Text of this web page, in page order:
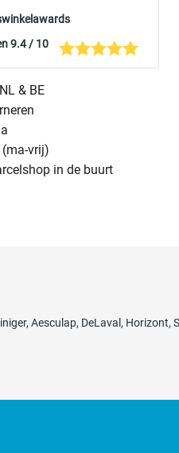
9.4 / 10
& BE
vrij)
in de buurt
Aesculap, DeLaval, Horizont,